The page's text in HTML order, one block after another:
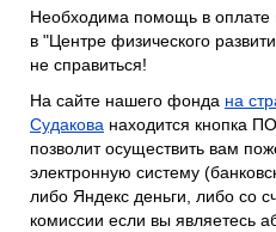
Необходима помощь в оплате
в "Центре физического
не справиться!
На сайте нашего фонда на
Судакова находится кнопка
позволит осуществить вам
электронную систему
либо Яндекс деньги, либо со
комиссии если вы являетесь